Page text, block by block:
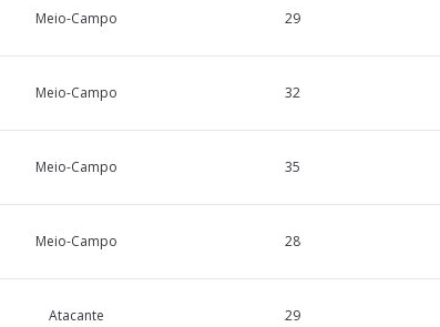
Meio-Campo 29
Meio-Campo 32
Meio-Campo 35
Meio-Campo 28
Atacante 29